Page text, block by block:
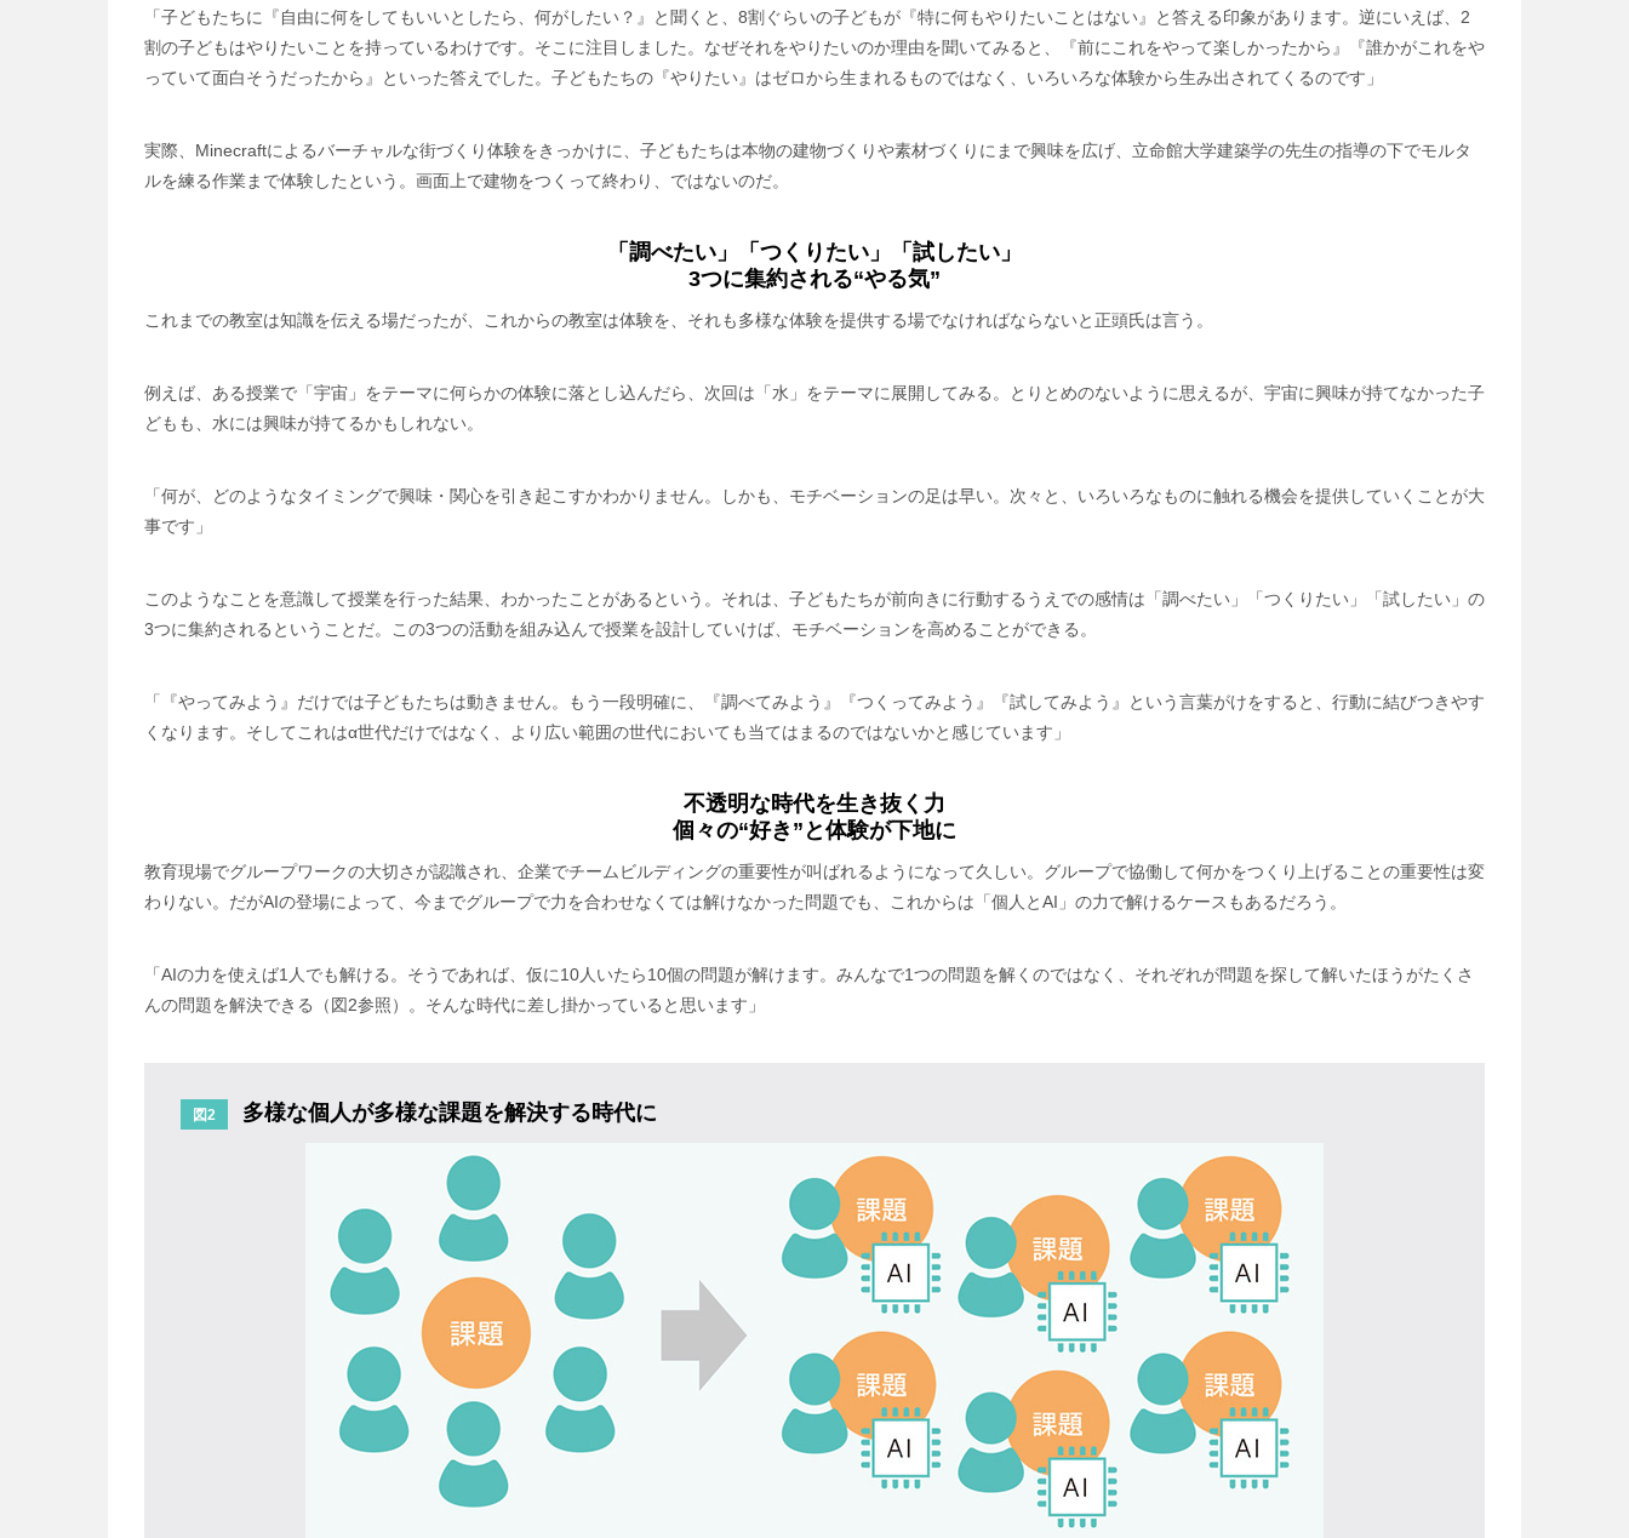
「子どもたちに『自由に何をしてもいいとしたら、何がしたい？』と聞くと、8割ぐらいの子どもが『特に何もやりたいことはない』と答える印象があります。逆にいえば、2
割の子どもはやりたいことを持っているわけです。そこに注目しました。なぜそれをやりたいのか理由を聞いてみると、『前にこれをやって楽しかったから』『誰かがこれをや
っていて面白そうだったから』といった答えでした。子どもたちの『やりたい』はゼロから生まれるものではなく、いろいろな体験から生み出されてくるのです」
実際、Minecraftによるバーチャルな街づくり体験をきっかけに、子どもたちは本物の建物づくりや素材づくりにまで興味を広げ、立命館大学建築学の先生の指導の下でモルタ
ルを練る作業まで体験したという。画面上で建物をつくって終わり、ではないのだ。
「調べたい」「つくりたい」「試したい」
3つに集約される“やる気”
これまでの教室は知識を伝える場だったが、これからの教室は体験を、それも多様な体験を提供する場でなければならないと正頭氏は言う。
例えば、ある授業で「宇宙」をテーマに何らかの体験に落とし込んだら、次回は「水」をテーマに展開してみる。とりとめのないように思えるが、宇宙に興味が持てなかった子
どもも、水には興味が持てるかもしれない。
「何が、どのようなタイミングで興味・関心を引き起こすかわかりません。しかも、モチベーションの足は早い。次々と、いろいろなものに触れる機会を提供していくことが大
事です」
このようなことを意識して授業を行った結果、わかったことがあるという。それは、子どもたちが前向きに行動するうえでの感情は「調べたい」「つくりたい」「試したい」の
3つに集約されるということだ。この3つの活動を組み込んで授業を設計していけば、モチベーションを高めることができる。
「『やってみよう』だけでは子どもたちは動きません。もう一段明確に、『調べてみよう』『つくってみよう』『試してみよう』という言葉がけをすると、行動に結びつきやす
くなります。そしてこれはα世代だけではなく、より広い範囲の世代においても当てはまるのではないかと感じています」
不透明な時代を生き抜く力
個々の“好き”と体験が下地に
教育現場でグループワークの大切さが認識され、企業でチームビルディングの重要性が叫ばれるようになって久しい。グループで協働して何かをつくり上げることの重要性は変
わりない。だがAIの登場によって、今までグループで力を合わせなくては解けなかった問題でも、これからは「個人とAI」の力で解けるケースもあるだろう。
「AIの力を使えば1人でも解ける。そうであれば、仮に10人いたら10個の問題が解けます。みんなで1つの問題を解くのではなく、それぞれが問題を探して解いたほうがたくさ
んの問題を解決できる（図2参照）。そんな時代に差し掛かっていると思います」
図2 多様な個人が多様な課題を解決する時代に